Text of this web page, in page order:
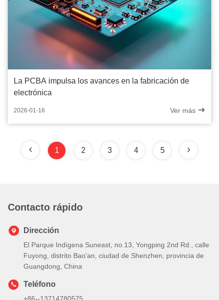
La PCBA impulsa los avances en la fabricación de
electrónica
2026-01-16 Ver más
1 2 3 4 5
Contacto rápido
Dirección
El Parque Indígena Suneast, no.13, Yongping 2nd Rd., calle
Fuyong, distrito Bao'an, ciudad de Shenzhen, provincia de
Guangdong, China
Teléfono